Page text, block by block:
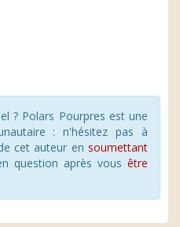
? Polars Pourpres est une
: n'hésitez pas à
cet auteur en soumettant
question après vous être